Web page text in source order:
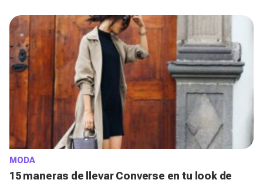
MODA
15 maneras de llevar Converse en tu look de